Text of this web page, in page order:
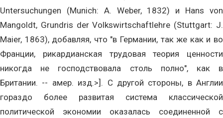
Untersuchungen (Munich: A. Weber, 1832) и Hans von
Mangoldt, Grundris der Volkswirtschaftlehre (Stuttgart: J.
Maier, 1863), добавляя, что "в Германии, так же как и во
Франции, рикардианская трудовая теория ценности
никогда не господствовала столь полно", как в
Британии. -- амер. изд.>]. С другой стороны, в Англии
гораздо более развитая система классической
политической экономии оказалась соединенной с